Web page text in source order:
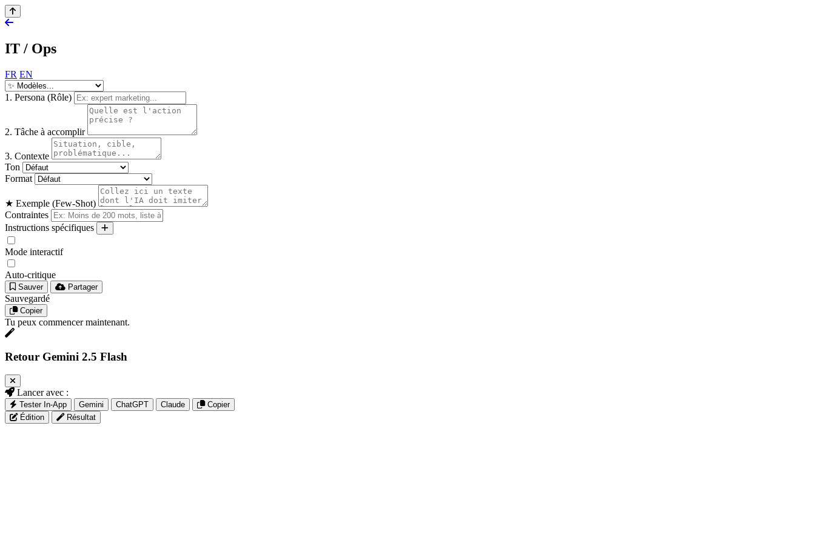
IT / Ops
FR EN
1. Persona (Rôle)
2. Tâche à accomplir
3. Contexte
Ton
Format
★ Exemple (Few-Shot)
Contraintes
Instructions spécifiques
Mode interactif
Auto-critique
Sauver Partager
Sauvegardé
Copier
Tu peux commencer maintenant.
Retour Gemini 2.5 Flash
Lancer avec :
Tester In-App Gemini ChatGPT Claude
Copier
Édition
Résultat